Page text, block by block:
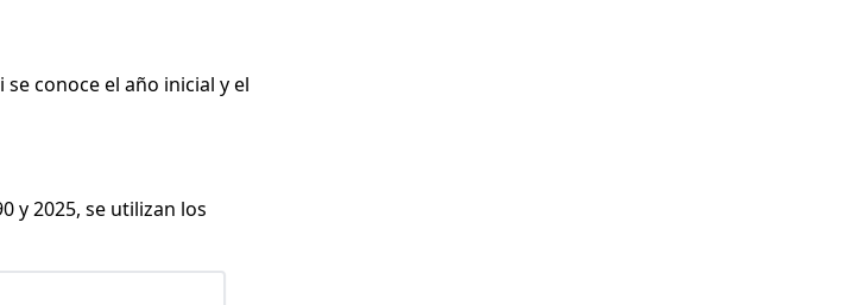
conoce el año inicial y el
y 2025, se utilizan los